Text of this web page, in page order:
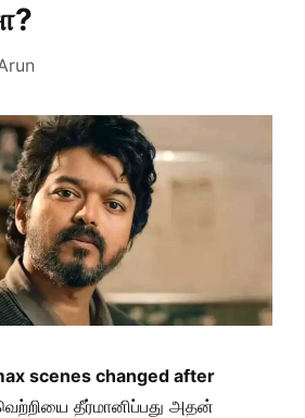
scenes changed after
தீர்மானிப்பது அதன்